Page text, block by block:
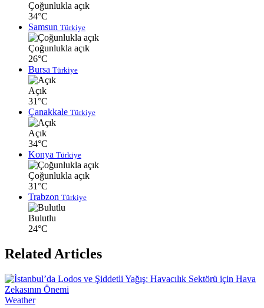
Çoğunlukla açık
34°C
Samsun Türkiye
Çoğunlukla açık
26°C
Bursa Türkiye
Açık
31°C
Çanakkale Türkiye
Açık
34°C
Konya Türkiye
Çoğunlukla açık
31°C
Trabzon Türkiye
Bulutlu
24°C
Related Articles
Weather